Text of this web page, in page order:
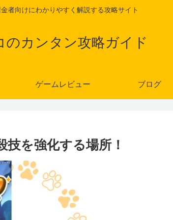
者向けにわかりやすく解説する攻略サイト
のカンタン攻略ガイド
ゲームレビュー ブログ
技を強化する場所！